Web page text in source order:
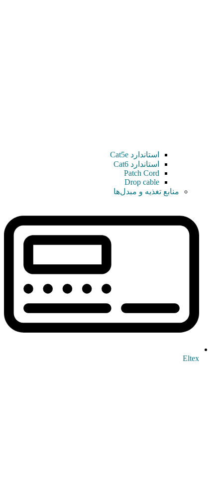
استاندارد Cat5e
استاندارد Cat6
Patch Cord
Drop cable
منابع تغذیه و مبدل‌ها
Eltex